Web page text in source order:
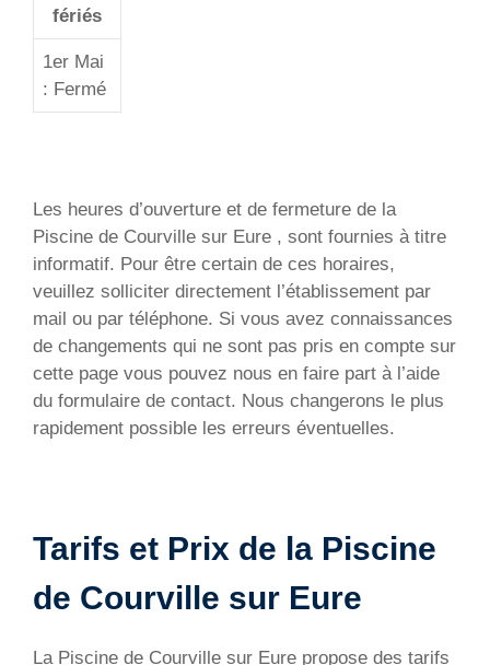
fériés
1er Mai
: Fermé
Les heures d’ouverture et de fermeture de la
Piscine de Courville sur Eure , sont fournies à titre
informatif. Pour être certain de ces horaires,
veuillez solliciter directement l’établissement par
mail ou par téléphone. Si vous avez connaissances
de changements qui ne sont pas pris en compte sur
cette page vous pouvez nous en faire part à l’aide
du formulaire de contact. Nous changerons le plus
rapidement possible les erreurs éventuelles.
Tarifs et Prix de la Piscine
de Courville sur Eure
La Piscine de Courville sur Eure propose des tarifs